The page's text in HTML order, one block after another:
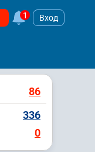
1 Вход
86
336
0